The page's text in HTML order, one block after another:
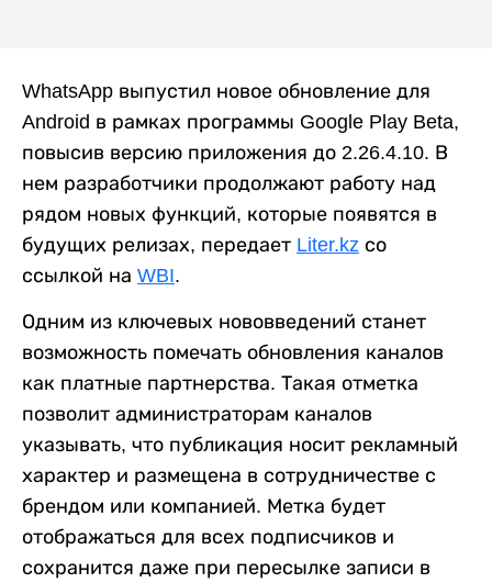
WhatsApp выпустил новое обновление для
Android в рамках программы Google Play Beta,
повысив версию приложения до 2.26.4.10. В
нем разработчики продолжают работу над
рядом новых функций, которые появятся в
будущих релизах, передает Liter.kz со
ссылкой на WBI.
Одним из ключевых нововведений станет
возможность помечать обновления каналов
как платные партнерства. Такая отметка
позволит администраторам каналов
указывать, что публикация носит рекламный
характер и размещена в сотрудничестве с
брендом или компанией. Метка будет
отображаться для всех подписчиков и
сохранится даже при пересылке записи в